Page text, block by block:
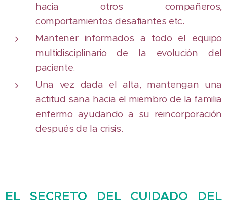
hacia otros compañeros,
comportamientos desafiantes etc.
Mantener informados a todo el equipo
multidisciplinario de la evolución del
paciente.
Una vez dada el alta, mantengan una
actitud sana hacia el miembro de la familia
enfermo ayudando a su reincorporación
después de la crisis.
EL SECRETO DEL CUIDADO DEL